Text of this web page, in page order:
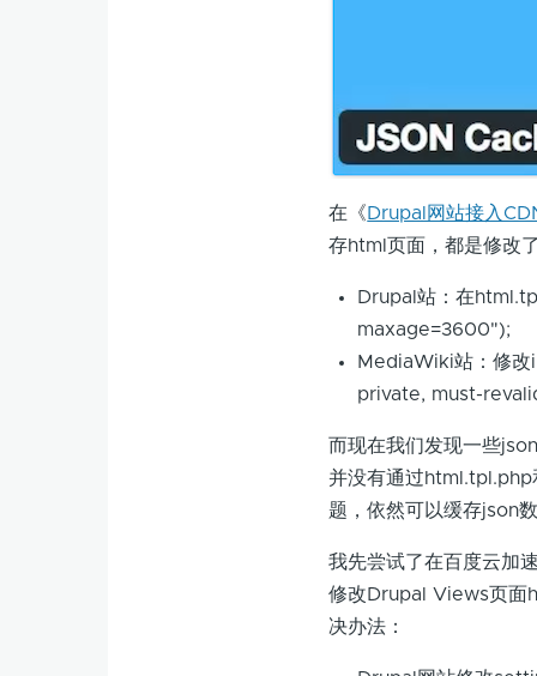
在《 Drupal网站接入
存html页面，都是修改
Drupal站：在
maxage=3600");
MediaWiki站：修
private, must-
而现在我们发现一些
并没有通过
题，依然可以缓存json
我先尝试了在百度云加
修改Drupal Views页面
决办法：